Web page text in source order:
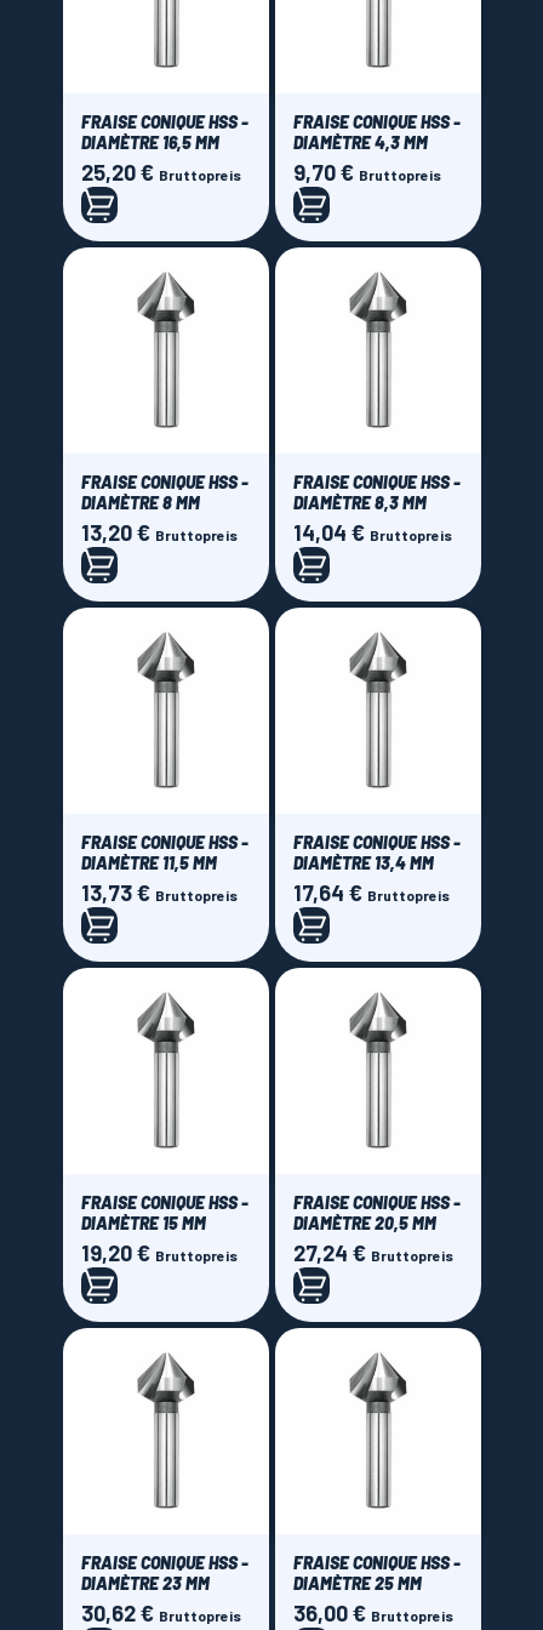
Blue Master by Celesa
Price
0,00 € - 90,00 €
FRAISE CONIQUE HSS -
DIAMÈTRE 16,5 MM
Preis
25,20 € Bruttopreis
FRAISE CONIQUE HSS -
DIAMÈTRE 4,3 MM
Preis
9,70 € Bruttopreis
FRAISE CONIQUE HSS -
DIAMÈTRE 8 MM
Preis
13,20 € Bruttopreis
FRAISE CONIQUE HSS -
DIAMÈTRE 8,3 MM
Preis
14,04 € Bruttopreis
FRAISE CONIQUE HSS -
DIAMÈTRE 11,5 MM
Preis
13,73 € Bruttopreis
FRAISE CONIQUE HSS -
DIAMÈTRE 13,4 MM
Preis
17,64 € Bruttopreis
FRAISE CONIQUE HSS -
DIAMÈTRE 15 MM
Preis
19,20 € Bruttopreis
FRAISE CONIQUE HSS -
DIAMÈTRE 20,5 MM
Preis
27,24 € Bruttopreis
FRAISE CONIQUE HSS -
DIAMÈTRE 23 MM
Preis
30,62 € Bruttopreis
FRAISE CONIQUE HSS -
DIAMÈTRE 25 MM
Preis
36,00 € Bruttopreis